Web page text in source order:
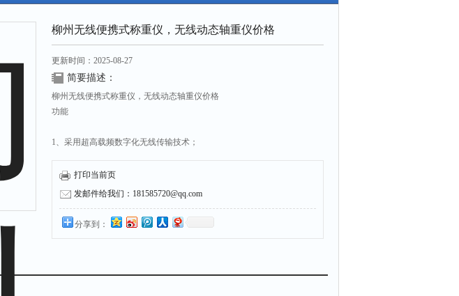
柳州无线便携式称重仪，无线动态轴重仪价格
更新时间：2025-08-27
简要描述：
柳州无线便携式称重仪，无线动态轴重仪价格
功能
1、采用超高载频数字化无线传输技术；
2、有*、和八部委三种工作模式与打印模式。
打印当前页
发邮件给我们：181585720@qq.com
分享到：